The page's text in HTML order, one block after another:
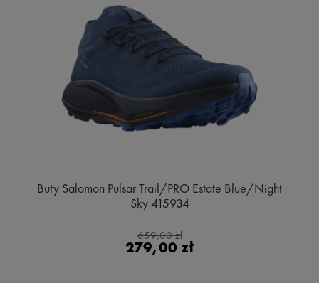
Buty Salomon Pulsar Trail/PRO Estate Blue/Night
Sky 415934
659,00 zł
279,00 zł